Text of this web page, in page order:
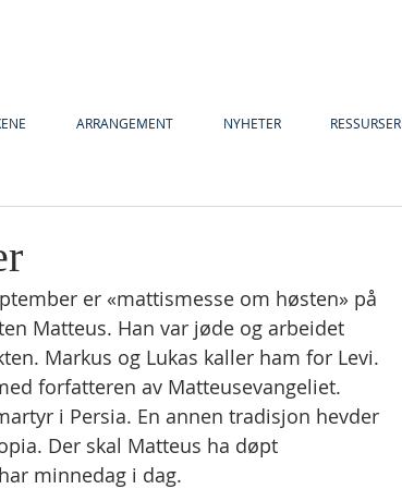
ARRANGEMENT NYHETER RESSURSER
er «mattismesse om høsten» på
Matteus. Han var jøde og arbeidet
Markus og Lukas kaller ham for Levi.
forfatteren av Matteusevangeliet.
i Persia. En annen tradisjon hevder
Der skal Matteus ha døpt
minnedag i dag.